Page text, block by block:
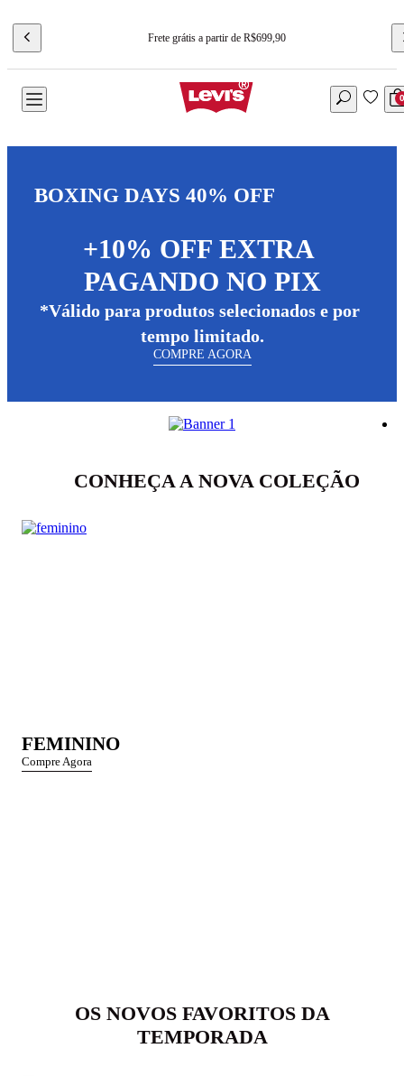
Frete grátis a partir de R$699,90
0
BOXING DAYS 40% OFF
+10% OFF EXTRA
PAGANDO NO PIX
*Válido para produtos selecionados e por
tempo limitado.
COMPRE AGORA
CONHEÇA A NOVA COLEÇÃO
FEMININO
Compre Agora
OS NOVOS FAVORITOS DA
TEMPORADA